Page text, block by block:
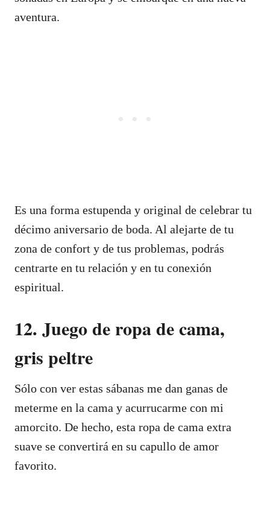
aventura.
Es una forma estupenda y original de celebrar tu
décimo aniversario de boda. Al alejarte de tu
zona de confort y de tus problemas, podrás
centrarte en tu relación y en tu conexión
espiritual.
12. Juego de ropa de cama,
gris peltre
Sólo con ver estas sábanas me dan ganas de
meterme en la cama y acurrucarme con mi
amorcito. De hecho, esta ropa de cama extra
suave se convertirá en su capullo de amor
favorito.